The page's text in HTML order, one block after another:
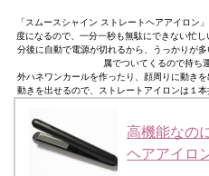
「スムースシャイン ストレートヘアアイロン
度になるので、一分一秒も無駄にできない忙
分後に自動で電源が切れるから、うっかりが
属でついてくるので持ち
外ハネワンカールを作ったり、顔周りに動き
動きを出せるので、ストレートアイロンは１
高機能なの
ヘアアイロ